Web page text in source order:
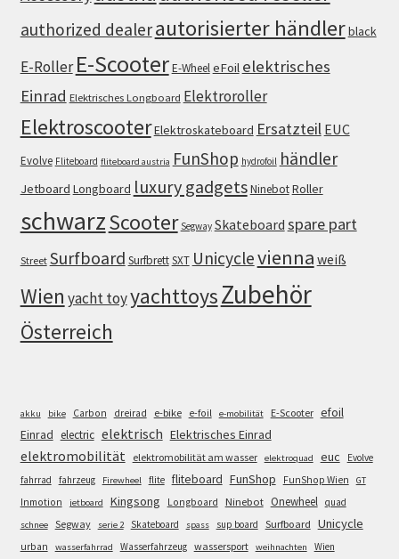
authorized dealerautorisierter händlerblack
E-Roller E-ScooterE-WheeleFoil elektrisches
Einrad Elektrisches Longboard Elektroroller
ElektroscooterElektroskateboard Ersatzteil EUC
Evolve Fliteboard fliteboard austria FunShop hydrofoil händler
Jetboard Longboard luxury gadgetsNinebotRoller
schwarzScooter Segway Skateboard spare part
Street Surfboard SurfbrettSXT Unicyclevienna weiß
Wien yacht toyyachttoysZubehör
Österreich
akku bike Carbon dreirad e-bike e-foil e-mobilität E-Scooter efoil
Einrad electric elektrisch Elektrisches Einrad
elektromobilität elektromobilität am wasser elektroquad euc
Evolve
fahrrad
fahrzeug Firewheel flite fliteboard FunShop FunShop Wien GT
Inmotion jetboard Kingsong Longboard Ninebot Onewheel quad
schnee Segway serie 2 Skateboard spass sup board Surfboard Unicycle
urban wasserfahrrad Wasserfahrzeug wassersport weihnachten
Wien